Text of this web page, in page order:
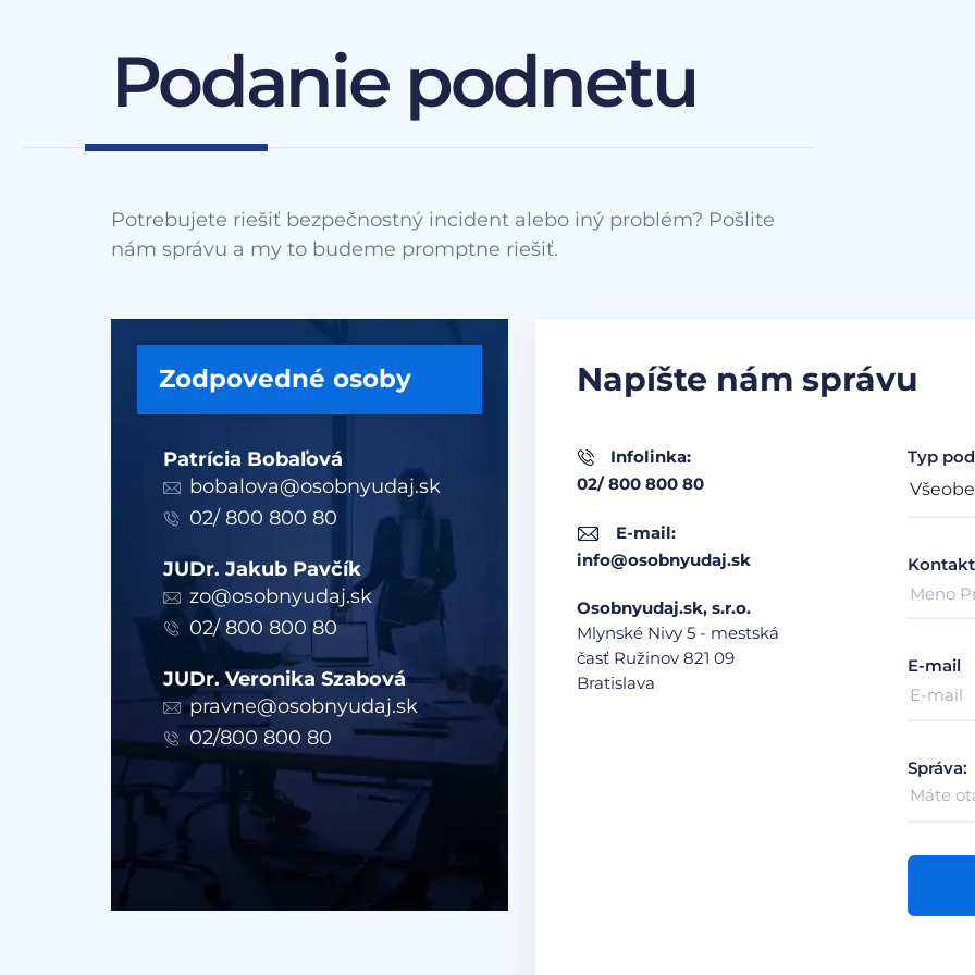
Podanie podnetu
Potrebujete riešiť bezpečnostný incident alebo iný problém? Pošlite
Zodpovedné osoby
Patrícia Bobaľová
bobalova@osobnyudaj.sk
02/ 800 800 80
JUDr. Jakub Pavčík
zo@osobnyudaj.sk
02/ 800 800 80
JUDr. Veronika Szabová
pravne@osobnyudaj.sk
02/800 800 80
Napíšte nám správu
Infolinka:
02/ 800 800 80
E-mail:
info@osobnyudaj.sk
Osobnyudaj.sk, s.r.o.
Mlynské Nivy 5 - mestská
časť Ružinov 821 09
Bratislava
Typ
E-mail
Správa: